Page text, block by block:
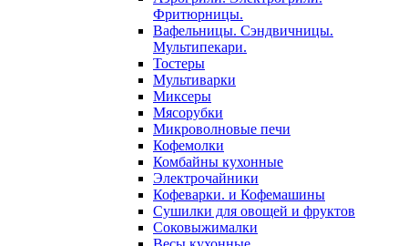
Фритюрницы.
Вафельницы. Сэндвичницы.
Мультипекари.
Тостеры
Мультиварки
Миксеры
Мясорубки
Микроволновые печи
Кофемолки
Комбайны кухонные
Электрочайники
Кофеварки. и Кофемашины
Сушилки для овощей и фруктов
Соковыжималки